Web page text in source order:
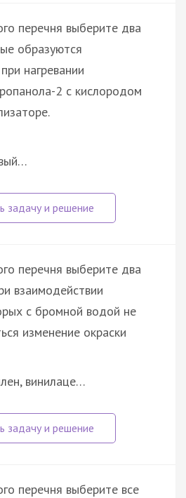
перечня выберите два
образуются
нагревании
2 с кислородом
перечня выберите два
взаимодействии
с бромной водой не
изменение окраски
винилаце…
перечня выберите все